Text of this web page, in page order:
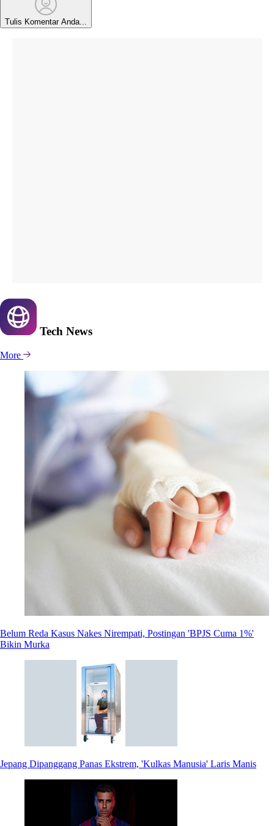
Tulis Komentar Anda...
Tech News
More
Belum Reda Kasus Nakes Nirempati, Postingan 'BPJS Cuma 1%'
Bikin Murka
Jepang Dipanggang Panas Ekstrem, 'Kulkas Manusia' Laris Manis